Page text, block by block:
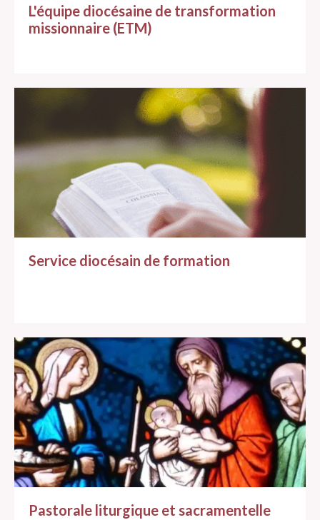
L'équipe diocésaine de transformation
missionnaire (ETM)
Service diocésain de formation
Pastorale liturgique et sacramentelle